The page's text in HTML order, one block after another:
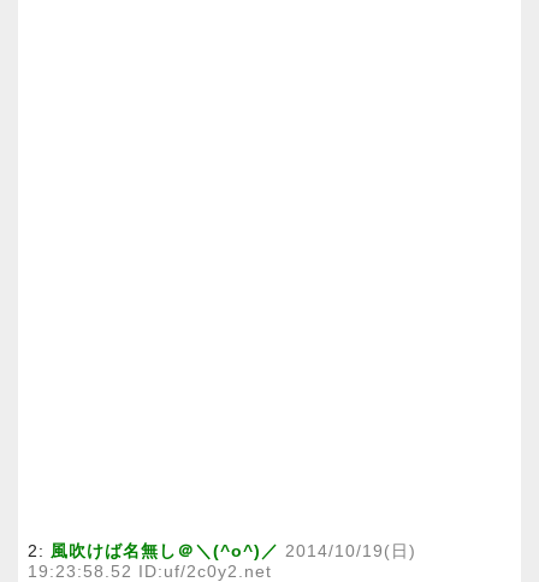
2: 風吹けば名無し＠＼(^o^)／ 2014/10/19(日)
19:23:58.52 ID:uf/2c0y2.net